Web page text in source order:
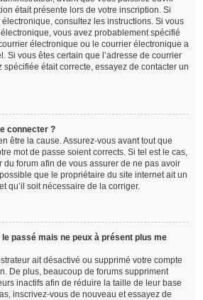
était présente lors de votre inscription. Si
consultez les instructions. Si vous
vous avez probablement spécifié
électronique ou le courrier électronique a
Si vous êtes certain que l’adresse de courrier
était correcte, essayez de contacter un
connecter ?
être la cause. Assurez-vous avant tout que
mot de passe soient corrects. Si tel est le cas,
du forum afin de vous assurer de ne pas avoir
que le propriétaire du site internet ait un
qu’il soit nécessaire de la corriger.
passé mais ne peux à présent plus me
ait désactivé ou supprimé votre compte
De plus, beaucoup de forums suppriment
inactifs afin de réduire la taille de leur base
inscrivez-vous de nouveau et essayez de